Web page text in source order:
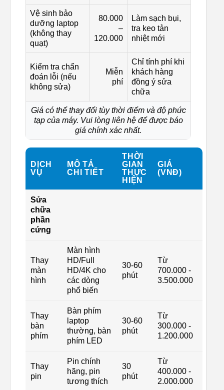
Vệ sinh bảo
dưỡng laptop
(không thay
quạt)
80.000
–
120.000
Làm sạch bụi,
tra keo tản
nhiệt mới
Kiểm tra chẩn
đoán lỗi (nếu
không sửa)
Miễn
phí
Chỉ tính phí khi
khách hàng
đồng ý sửa
chữa
Giá có thể thay đổi tùy thời điểm và độ phức
tạp của máy. Vui lòng liên hệ để được báo
giá chính xác nhất.
DỊCH
VỤ
MÔ TẢ
CHI TIẾT
THỜI
GIAN
THỰC
HIỆN
GIÁ
(VNĐ)
Sửa
chữa
phần
cứng
Thay
màn
hình
Màn hình
HD/Full
HD/4K cho
các dòng
phổ biến
30-60
phút
Từ
700.000 -
3.500.000
Thay
bàn
phím
Bàn phím
laptop
thường, bàn
phím LED
30-60
phút
Từ
300.000 -
1.200.000
Thay
pin
Pin chính
hãng, pin
tương thích
30
phút
Từ
400.000 -
2.000.000